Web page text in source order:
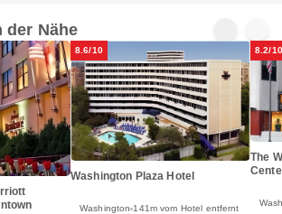
der Nähe
8.6/10
Washington Plaza Hotel
Washington 141m vom Hotel entfernt
8.2/10
The